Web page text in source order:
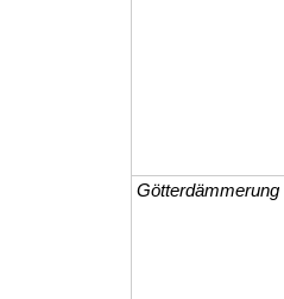
Götterdämmerung